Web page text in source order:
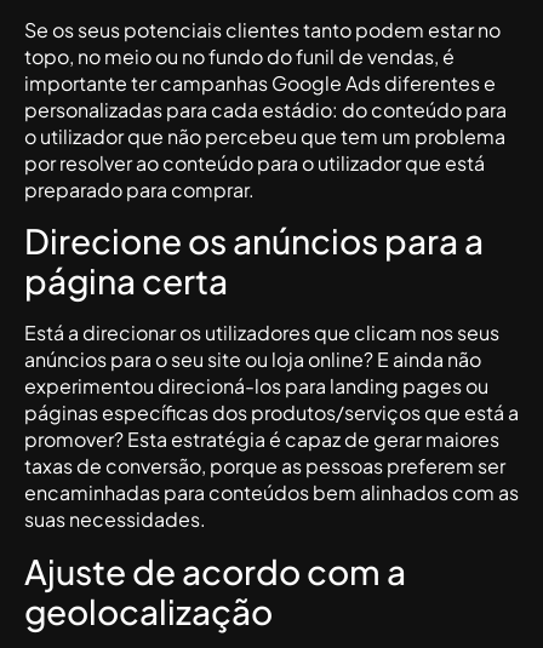
Se os seus potenciais clientes tanto podem estar no
topo, no meio ou no fundo do funil de vendas, é
importante ter campanhas Google Ads diferentes e
personalizadas para cada estádio: do conteúdo para
o utilizador que não percebeu que tem um problema
por resolver ao conteúdo para o utilizador que está
preparado para comprar.
Direcione os anúncios para a
página certa
Está a direcionar os utilizadores que clicam nos seus
anúncios para o seu site ou loja online? E ainda não
experimentou direcioná-los para landing pages ou
páginas específicas dos produtos/serviços que está a
promover? Esta estratégia é capaz de gerar maiores
taxas de conversão, porque as pessoas preferem ser
encaminhadas para conteúdos bem alinhados com as
suas necessidades.
Ajuste de acordo com a
geolocalização